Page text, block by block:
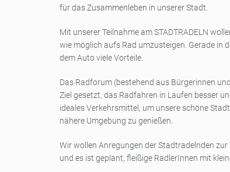
für das Zusammenleben in unserer Stadt.
Mit unserer Teilnahme am STADTRADELN
wie möglich aufs Rad umzusteigen. Gerade in
dem Auto viele Vorteile.
Das Radforum (bestehend aus Bürgerinnen
Ziel gesetzt, das Radfahren in Laufen besser
ideales Verkehrsmittel, um unsere schöne
nähere Umgebung zu genießen.
Wir wollen Anregungen der Stadtradelnden
und es ist geplant, fleißige RadlerInnen mit